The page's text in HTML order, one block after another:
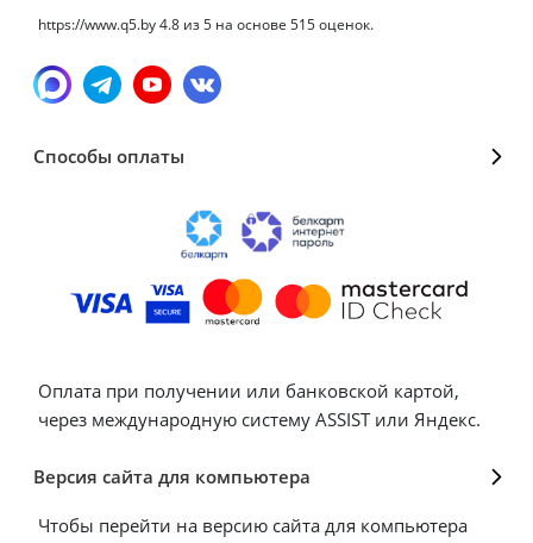
https://www.q5.by4.8 из5 на основе 515оценок.
Способы оплаты
Оплата при получении или банковской картой,
через международную систему ASSIST или Яндекс.
Версия сайта для компьютера
Чтобы перейти на версию сайта для компьютера